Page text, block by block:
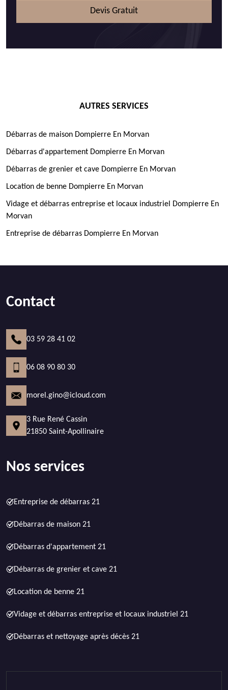
Devis Gratuit
AUTRES SERVICES
Débarras de maison Dompierre En Morvan
Débarras d'appartement Dompierre En Morvan
Débarras de grenier et cave Dompierre En Morvan
Location de benne Dompierre En Morvan
Vidage et débarras entreprise et locaux industriel Dompierre En
Morvan
Entreprise de débarras Dompierre En Morvan
Contact
03 59 28 41 02
06 08 90 80 30
morel.gino@icloud.com
3 Rue René Cassin
21850 Saint-Apollinaire
Nos services
Entreprise de débarras 21
Débarras de maison 21
Débarras d'appartement 21
Débarras de grenier et cave 21
Location de benne 21
Vidage et débarras entreprise et locaux industriel 21
Débarras et nettoyage après décès 21